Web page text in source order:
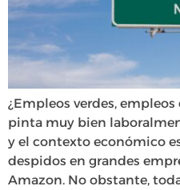
¿Empleos verdes,
pinta muy bien
y el contexto económico
despidos en grandes
Amazon. No obstante,